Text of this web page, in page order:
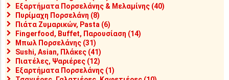
Εξαρτήματα Πορσελάνης & Μελαμίνης (40)
Πυρίμαχη Πορσελάνη (8)
Πιάτα Ζυμαρικών, Pasta (6)
Fingerfood, Buffet, Παρουσίαση (14)
Μπωλ Πορσελάνης (31)
Sushi, Asian, Πλάκες (41)
Πιατέλες, Ψαριέρες (12)
Εξαρτήματα Πορσελάνης (1)